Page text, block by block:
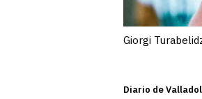
Giorgi
Diario de